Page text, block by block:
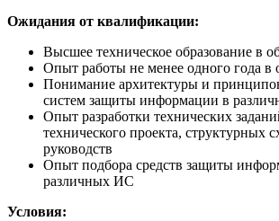
Ожидания от квалификации:
Высшее техническое образование в
Опыт работы не менее одного года в
Понимание архитектуры и
систем защиты информации в
Опыт разработки технических
технического проекта, структурных
руководств
Опыт подбора средств защиты
различных ИС
Условия: